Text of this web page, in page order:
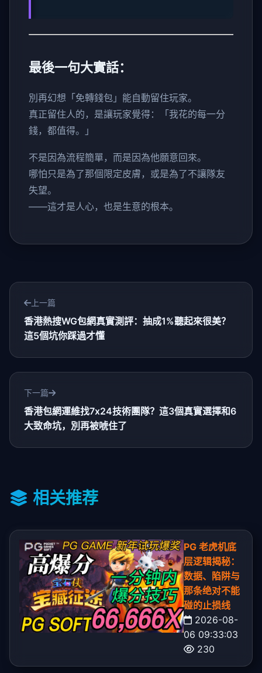
最後一句大實話：
別再幻想「免轉錢包」能自動留住玩家。
真正留住人的，是讓玩家覺得：「我花的每一分
錢，都值得。」
不是因為流程簡單，而是因為他願意回來。
哪怕只是為了那個限定皮膚，或是為了不讓隊友
失望。
——這才是人心，也是生意的根本。
上一篇
香港熱搜WG包網真實測評：抽成1%聽起來很美？
這5個坑你踩過才懂
下一篇
香港包網運維找7x24技術團隊？這3個真實選擇和6
大致命坑，別再被唬住了
相关推荐
PG 老虎机底
层逻辑揭秘：
数据、陷阱与
那条绝对不能
碰的止损线
2026-08-
06 09:33:03
230